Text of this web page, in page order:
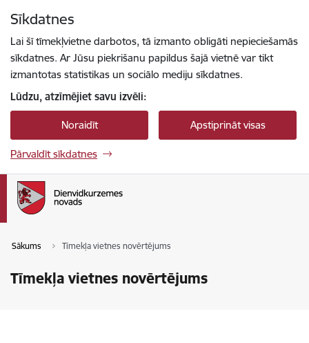
Sīkdatnes
Lai šī tīmekļvietne darbotos, tā izmanto obligāti nepieciešamās
sīkdatnes. Ar Jūsu piekrišanu papildus šajā vietnē var tikt
izmantotas statistikas un sociālo mediju sīkdatnes.
Lūdzu, atzīmējiet savu izvēli:
Noraidīt Apstiprināt visas
Pārvaldīt sīkdatnes
Sākums Tīmekļa vietnes novērtējums
Tīmekļa vietnes novērtējums